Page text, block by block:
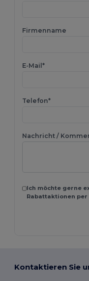
Firmenname
E-Mail*
Telefon*
Nachricht /
Ich möchte gerne
Rabattaktionen
Kontaktieren Sie